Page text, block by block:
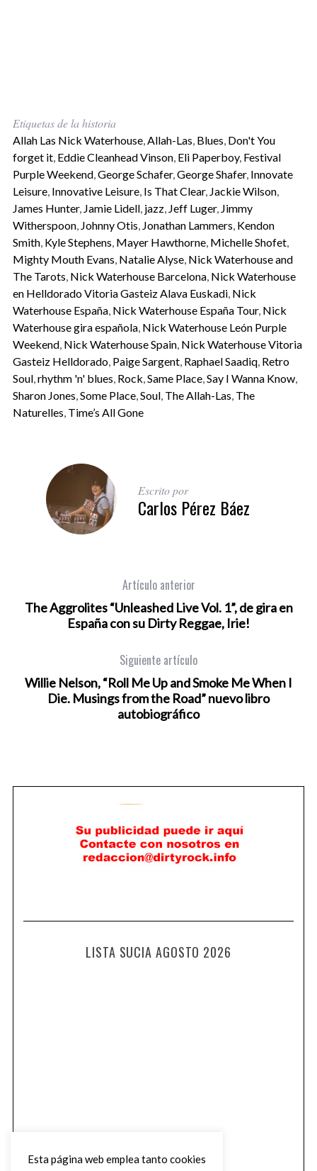
Etiquetas de la historia
Allah Las Nick Waterhouse, Allah-Las Blues Don't You
forget it, Eddie Cleanhead Vinson, Eli Paperboy, Festival
Purple Weekend, George Schafer, George Shafer, Innovate
Leisure, Innovative Leisure, Is That Clear, Jackie Wilson,
James Hunter, Jamie Lidell, jazz, Jeff Luger, Jimmy
Witherspoon, Johnny Otis Jonathan Lammers Kendon
Smith, Kyle Stephens Mayer Hawthorne, Michelle Shofet,
Mighty Mouth Evans Natalie Alyse, Nick Waterhouse and
The Tarots Nick Waterhouse Barcelona, Nick Waterhouse
en Helldorado Vitoria Gasteiz Alava Euskadi, Nick
Waterhouse España, Nick Waterhouse España Tour, Nick
Waterhouse gira española, Nick Waterhouse León Purple
Weekend, Nick Waterhouse Spain, Nick Waterhouse Vitoria
Gasteiz Helldorado, Paige Sargent, Raphael Saadiq, Retro
Soul, rhythm 'n' blues Rock Same Place, Say I Wanna Know,
Sharon Jones Some Place, Soul, The Allah-Las The
Naturelles Time’s All Gone
Escrito por
Carlos Pérez Báez
Artículo anterior
The Aggrolites “Unleashed Live Vol. 1”, de gira en
España con su Dirty Reggae, Irie!
Siguiente artículo
Willie Nelson, “Roll Me Up and Smoke Me When I
Die. Musings from the Road” nuevo libro
autobiográfico
LISTA SUCIA AGOSTO 2026
Esta página web emplea tanto cookies